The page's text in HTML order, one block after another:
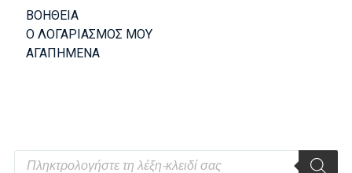
ΒΟΗΘΕΙΑ
Ο ΛΟΓΑΡΙΑΣΜΟΣ ΜΟΥ
ΑΓΑΠΗΜΕΝΑ